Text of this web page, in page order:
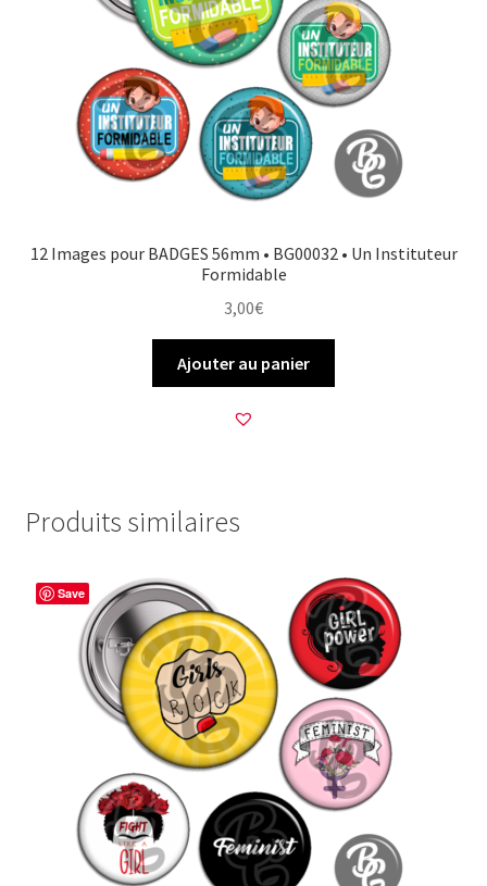
12 Images pour BADGES 56mm • BG00032 • Un Instituteur
Formidable
3,00€
Ajouter au panier
Produits similaires
Save